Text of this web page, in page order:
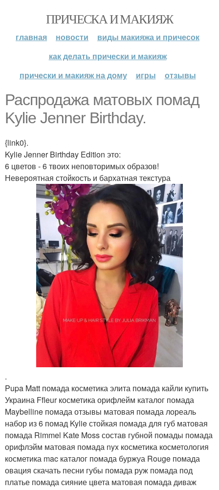
ПРИЧЕСКА И МАКИЯЖ
главная новости
виды макияжа и причесок
как делать прически и макияж
прически и макияж на дому
игры отзывы
Распродажа матовых помад
Kylie Jenner Birthday.
{link0}.
Kylie Jenner Birthday Edition это:
6 цветов - 6 твоих неповторимых образов!
Невероятная стойкость и бархатная текстура
.
Pupa Matt помада косметика элита помада кайли купить
Украина Ffleur косметика орифлейм каталог помада
Maybelline помада отзывы матовая помада лореаль
набор из 6 помад Kylie стойкая помада для губ матовая
помада Rimmel Kate Moss состав губной помады помада
орифлэйм матовая помада nyx косметика косметология
косметика mac каталог помада буржуа Rouge помада
овация скачать песни губы помада руж помада под
платье помада сияние цвета матовая помада диваж